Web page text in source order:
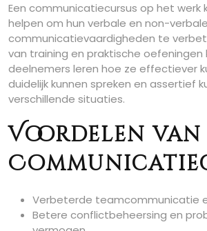
Een communicatiecursus op het werk
helpen om hun verbale en non-verbale
communicatievaardigheden te
van training en praktische oefeningen
deelnemers leren hoe ze effectiever
duidelijk kunnen spreken en assertief
verschillende situaties.
Voordelen van
Verbeterde teamcommunicatie
Betere conflictbeheersing en